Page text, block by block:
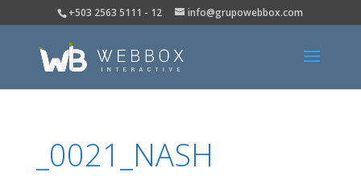
+503 2563 5111 - 12 info@grupowebbox.com
_0021_NASH